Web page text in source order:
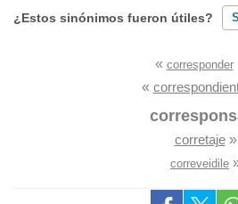
¿Estos sinónimos fueron útiles?
Existen sinónimos incorrectos
Ninguno de los sinónimos
« corresponder
«
corretaje»
correveidile